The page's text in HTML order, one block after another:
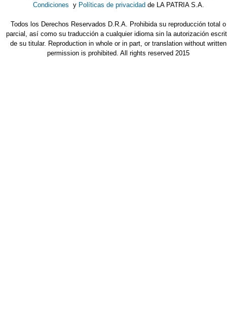
Condiciones y Políticas de privacidad de LA PATRIA S.A.
Todos los Derechos Reservados D.R.A. Prohibida su reproducción total o
parcial, así como su traducción a cualquier idioma sin la autorización
de su titular. Reproduction in whole or in part, or translation without written
permission is prohibited. All rights reserved 2015